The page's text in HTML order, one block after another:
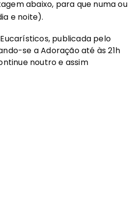
abaixo, para que numa ou
e noite).
publicada pelo
se a Adoração até às 21h
noutro e assim